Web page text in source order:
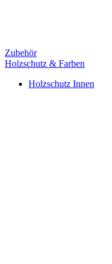
Zubehör
Holzschutz & Farben
Holzschutz Innen